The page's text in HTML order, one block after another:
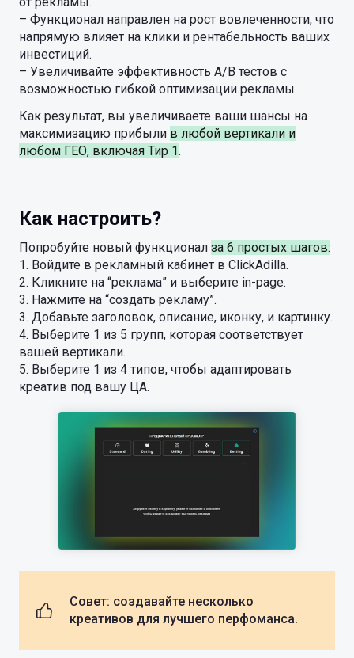
– Функционал направлен на рост вовлеченности, что
напрямую влияет на клики и рентабельность ваших
инвестиций.
– Увеличивайте эффективность A/B тестов с
возможностью гибкой оптимизации рекламы.
Как результат, вы увеличиваете ваши шансы на
максимизацию прибыли в любой вертикали и
любом ГЕО, включая Тир 1.
Как настроить?
Попробуйте новый функционал за 6 простых шагов:
1. Войдите в рекламный кабинет в ClickAdilla.
2. Кликните на “реклама” и выберите in-page.
3. Нажмите на “создать рекламу”.
3. Добавьте заголовок, описание, иконку, и картинку.
4. Выберите 1 из 5 групп, которая соответствует
вашей вертикали.
5. Выберите 1 из 4 типов, чтобы адаптировать
креатив под вашу ЦА.
Совет: создавайте несколько
креативов для лучшего перфоманса.